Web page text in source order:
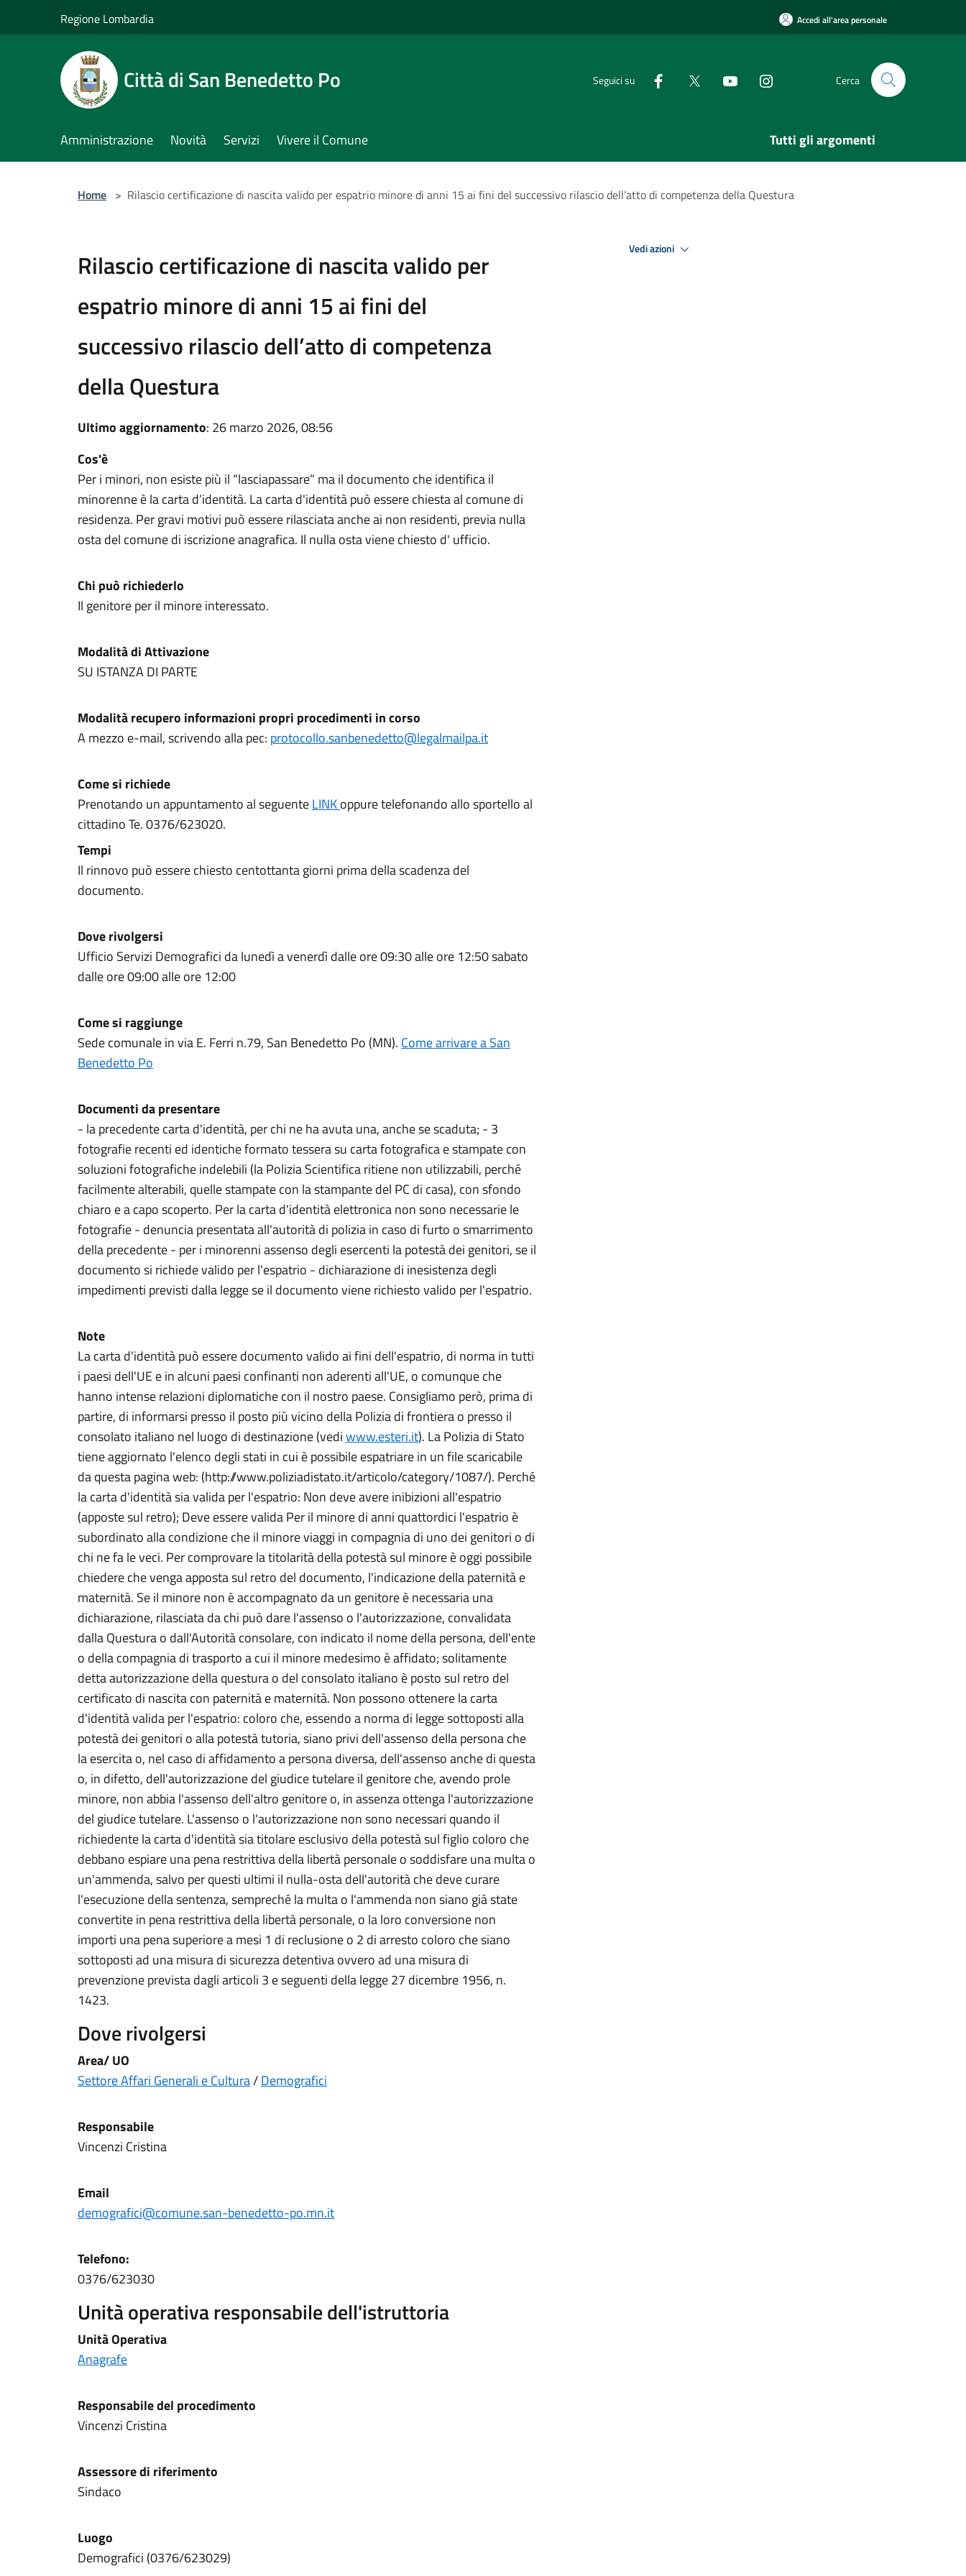
Regione Lombardia Accedi all'area personale
Città di San Benedetto Po Seguici su Cerca
Amministrazione Novità Servizi Vivere il Comune Tutti gli argomenti
Home > Rilascio certificazione di nascita valido per espatrio minore di anni 15 ai fini del successivo rilascio dell’atto di competenza della Questura
Rilascio certificazione di nascita valido per
espatrio minore di anni 15 ai fini del
successivo rilascio dell’atto di competenza
della Questura
Ultimo aggiornamento: 26 marzo 2026, 08:56
Cos'è
Per i minori, non esiste più il “lasciapassare” ma il documento che identifica il
minorenne è la carta d’identità. La carta d'identità può essere chiesta al comune di
residenza. Per gravi motivi può essere rilasciata anche ai non residenti, previa nulla
osta del comune di iscrizione anagrafica. Il nulla osta viene chiesto d' ufficio.
Chi può richiederlo
Il genitore per il minore interessato.
Modalità di Attivazione
SU ISTANZA DI PARTE
Modalità recupero informazioni propri procedimenti in corso
A mezzo e-mail, scrivendo alla pec: protocollo.sanbenedetto@legalmailpa.it
Come si richiede
Prenotando un appuntamento al seguenteLINKoppure telefonando allo sportello al
cittadino Te. 0376/623020.
Tempi
Il rinnovo può essere chiesto centottanta giorni prima della scadenza del
documento.
Dove rivolgersi
Ufficio Servizi Demografici da lunedì a venerdì dalle ore 09:30 alle ore 12:50 sabato
dalle ore 09:00 alle ore 12:00
Come si raggiunge
Sede comunale in via E. Ferri n.79, San Benedetto Po (MN). Come arrivare a San
Benedetto Po
Documenti da presentare
- la precedente carta d'identità, per chi ne ha avuta una, anche se scaduta; - 3
fotografie recenti ed identiche formato tessera su carta fotografica e stampate con
soluzioni fotografiche indelebili (la Polizia Scientifica ritiene non utilizzabili, perché
facilmente alterabili, quelle stampate con la stampante del PC di casa), con sfondo
chiaro e a capo scoperto. Per la carta d'identità elettronica non sono necessarie le
fotografie - denuncia presentata all'autorità di polizia in caso di furto o smarrimento
della precedente - per i minorenni assenso degli esercenti la potestà dei genitori, se il
documento si richiede valido per l'espatrio - dichiarazione di inesistenza degli
impedimenti previsti dalla legge se il documento viene richiesto valido per l'espatrio.
Note
La carta d'identità può essere documento valido ai fini dell'espatrio, di norma in tutti
i paesi dell'UE e in alcuni paesi confinanti non aderenti all'UE, o comunque che
hanno intense relazioni diplomatiche con il nostro paese. Consigliamo però, prima di
partire, di informarsi presso il posto più vicino della Polizia di frontiera o presso il
consolato italiano nel luogo di destinazione (vediwww.esteri.it). La Polizia di Stato
tiene aggiornato l'elenco degli stati in cui è possibile espatriare in un file scaricabile
da questa pagina web: (http://www.poliziadistato.it/articolo/category/1087/). Perché
la carta d'identità sia valida per l'espatrio: Non deve avere inibizioni all'espatrio
(apposte sul retro); Deve essere valida Per il minore di anni quattordici l'espatrio è
subordinato alla condizione che il minore viaggi in compagnia di uno dei genitori o di
chi ne fa le veci. Per comprovare la titolarità della potestà sul minore è oggi possibile
chiedere che venga apposta sul retro del documento, l'indicazione della paternità e
maternità. Se il minore non è accompagnato da un genitore è necessaria una
dichiarazione, rilasciata da chi può dare l'assenso o l'autorizzazione, convalidata
dalla Questura o dall'Autorità consolare, con indicato il nome della persona, dell'ente
o della compagnia di trasporto a cui il minore medesimo è affidato; solitamente
detta autorizzazione della questura o del consolato italiano è posto sul retro del
certificato di nascita con paternità e maternità. Non possono ottenere la carta
d'identità valida per l'espatrio: coloro che, essendo a norma di legge sottoposti alla
potestà dei genitori o alla potestà tutoria, siano privi dell'assenso della persona che
la esercita o, nel caso di affidamento a persona diversa, dell'assenso anche di questa
o, in difetto, dell'autorizzazione del giudice tutelare il genitore che, avendo prole
minore, non abbia l'assenso dell'altro genitore o, in assenza ottenga l'autorizzazione
del giudice tutelare. L'assenso o l'autorizzazione non sono necessari quando il
richiedente la carta d'identità sia titolare esclusivo della potestà sul figlio coloro che
debbano espiare una pena restrittiva della libertà personale o soddisfare una multa o
un'ammenda, salvo per questi ultimi il nulla-osta dell'autorità che deve curare
l'esecuzione della sentenza, sempreché la multa o l'ammenda non siano già state
convertite in pena restrittiva della libertà personale, o la loro conversione non
importi una pena superiore a mesi 1 di reclusione o 2 di arresto coloro che siano
sottoposti ad una misura di sicurezza detentiva ovvero ad una misura di
prevenzione prevista dagli articoli 3 e seguenti della legge 27 dicembre 1956, n.
1423.
Dove rivolgersi
Area/ UO
Settore Affari Generali e Cultura/Demografici
Responsabile
Vincenzi Cristina
Email
demografici@comune.san-benedetto-po.mn.it
Telefono:
0376/623030
Unità operativa responsabile dell'istruttoria
Unità Operativa
Anagrafe
Responsabile del procedimento
Vincenzi Cristina
Assessore di riferimento
Sindaco
Luogo
Demografici (0376/623029)
Vedi azioni